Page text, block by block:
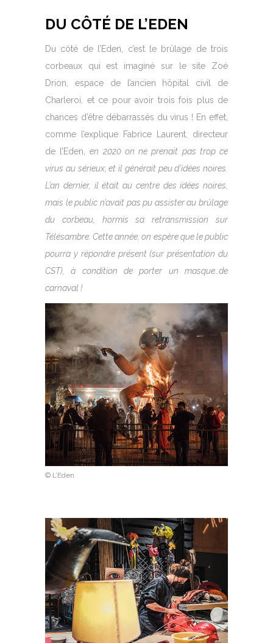
DU CÔTÉ DE L’EDEN
Du côté de l’Eden, c’est le brûlage de trois
corbeaux qui est imaginé sur le site Zoé
Drion, espace de l’ancien hôpital civil de
Charleroi, et ce pour avoir trois fois plus de
chances d’être débarrassés du virus ! En effet,
comme l’explique Fabrice Laurent, directeur
de l’Eden,en 2020 on ne prenait pas trop ce
virus au sérieux, et il générait peu d’idées noires.
L’an dernier, il était au centre des idées noires,
mais le public n’avait pas pu assister au brûlage
du corbeau, hormis sa retransmission sur
Télésambre. Cette année, on espère que le public
pourra y répondre présent (sur présentation du
CST), à condition de porter un masque…de
carnaval !
© L’Eden